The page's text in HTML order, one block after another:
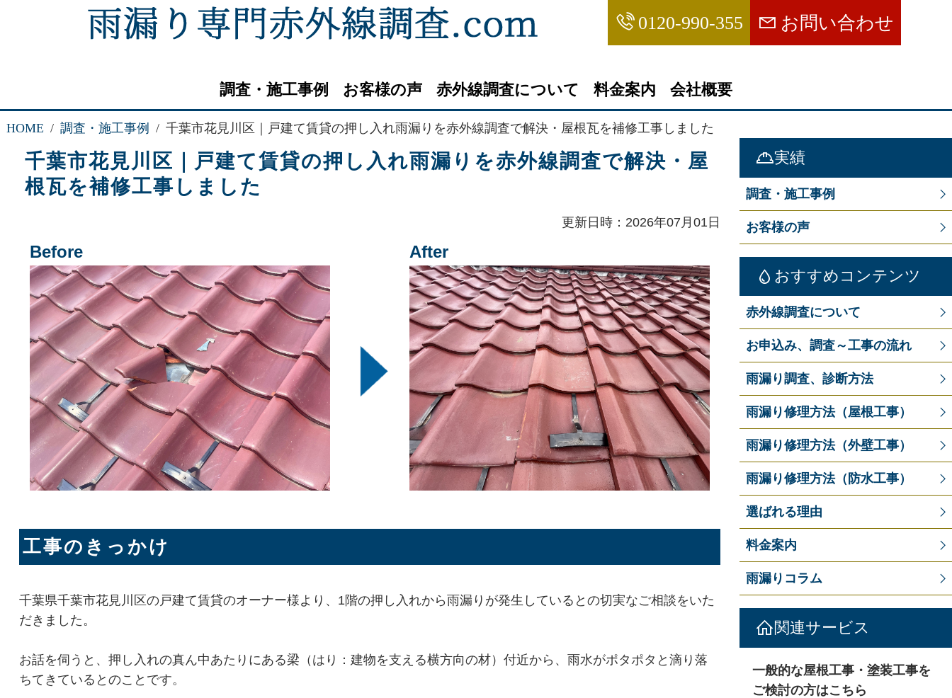
0120-990-355 お問い合わせ
調査・施工事例 お客様の声 赤外線調査について 料金案内 会社概要
HOME 調査・施工事例 千葉市花見川区｜戸建て賃貸の押し入れ雨漏りを赤外線調査で解決・屋根瓦を補修工事しました
千葉市花見川区｜戸建て賃貸の押し入れ雨漏りを赤外線調査で解決・屋
根瓦を補修工事しました
更新日時：2026年07月01日
工事のきっかけ
千葉県千葉市花見川区の戸建て賃貸のオーナー様より、1階の押し入れから雨漏りが発生しているとの切実なご相談をいた
だきました。
お話を伺うと、押し入れの真ん中あたりにある梁（はり：建物を支える横方向の材）付近から、雨水がポタポタと滴り落
ちてきているとのことです。
実績
調査・施工事例
お客様の声
おすすめコンテンツ
赤外線調査について
お申込み、調査～工事の流れ
雨漏り調査、診断方法
雨漏り修理方法（屋根工事）
雨漏り修理方法（外壁工事）
雨漏り修理方法（防水工事）
選ばれる理由
料金案内
雨漏りコラム
関連サービス
一般的な屋根工事・塗装工事を
ご検討の方はこちら